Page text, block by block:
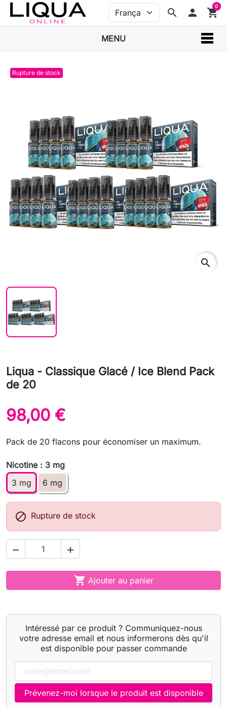
search person shopping_cart
0
MENU
Rupture de stock
search
Liqua - Classique Glacé / Ice Blend Pack
de 20
98,00 €
Pack de 20 flacons pour économiser un maximum.
Nicotine : 3 mg
3 mg
6 mg
 Rupture de stock
 
 Ajouter au panier
Intéressé par ce produit ? Communiquez-nous
votre adresse email et nous informerons dès qu'il
est disponible pour passer commande
Prévenez-moi lorsque le produit est disponible